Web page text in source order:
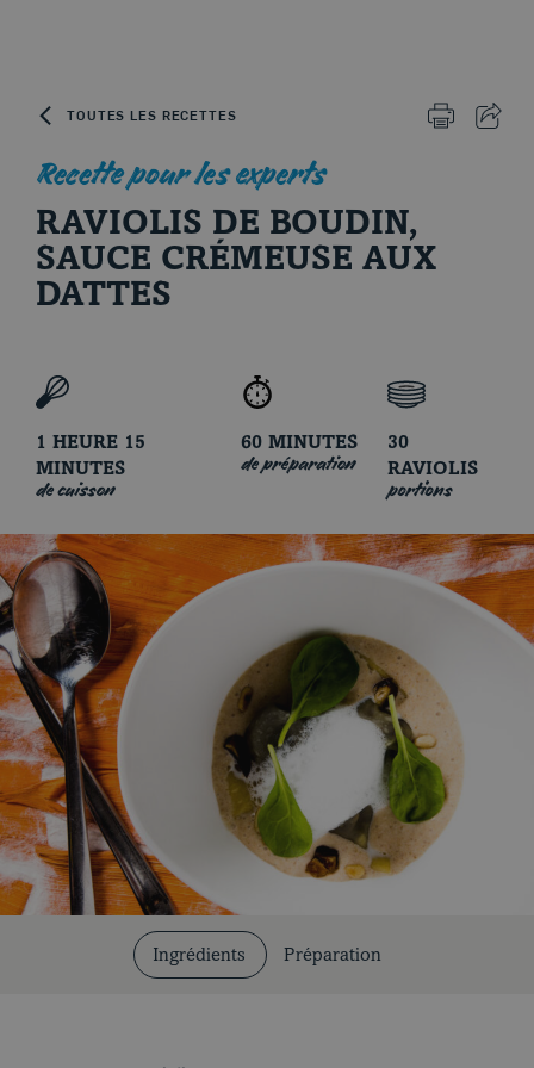
Le porc d'ici
Coupes et cuissons
TOUTES LES RECETTES IMPRIMER
Recette pour les experts
RAVIOLIS DE BOUDIN,
SAUCE CRÉMEUSE AUX
DATTES
1 HEURE 15
MINUTES
de cuisson
60 MINUTES
de préparation
30
RAVIOLIS
portions
Ingrédients Préparation